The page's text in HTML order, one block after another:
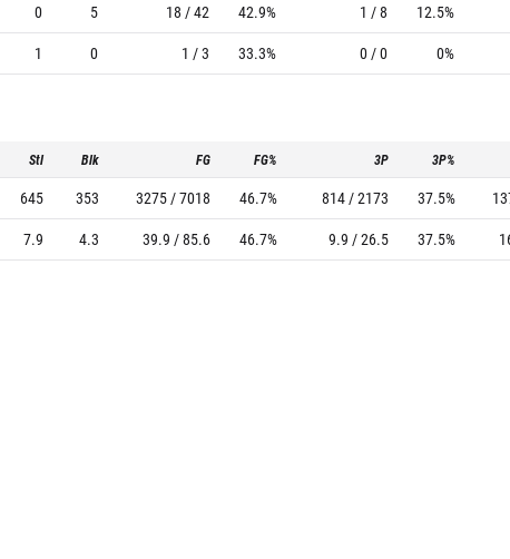
0 5 18 / 42 42.9% 1 / 8 12.5%
1 0 1 / 3 33.3% 0 / 0 0%
Stl Blk FG FG% 3P 3P%
645 353 3275 / 7018 46.7% 814 / 2173 37.5%
7.9 4.3 39.9 / 85.6 46.7% 9.9 / 26.5 37.5%